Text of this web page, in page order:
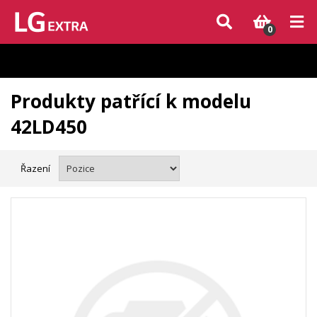
Vzhledem k aktuální situaci se může dodání dílů, které nejsou skladem,
zpozdit. Děkujeme za pochopení.
0
Produkty patřící k modelu
42LD450
Řazení